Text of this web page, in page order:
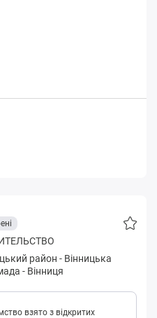
район - Вінницькa
- Вінниця
взято з відкритих